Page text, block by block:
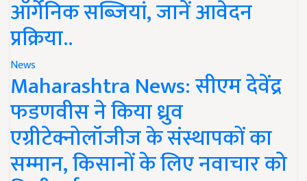
ऑर्गेनिक सब्जियां, जानें आवेदन
प्रक्रिया..
News
Maharashtra News: सीएम देवेंद्र
फडणवीस ने किया ध्रुव
एग्रीटेक्नोलॉजीज के संस्थापकों का
सम्मान, किसानों के लिए नवाचार को